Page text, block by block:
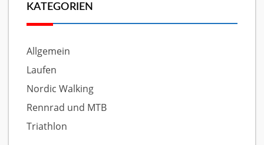
KATEGORIEN
Allgemein
Laufen
Nordic Walking
Rennrad und MTB
Triathlon